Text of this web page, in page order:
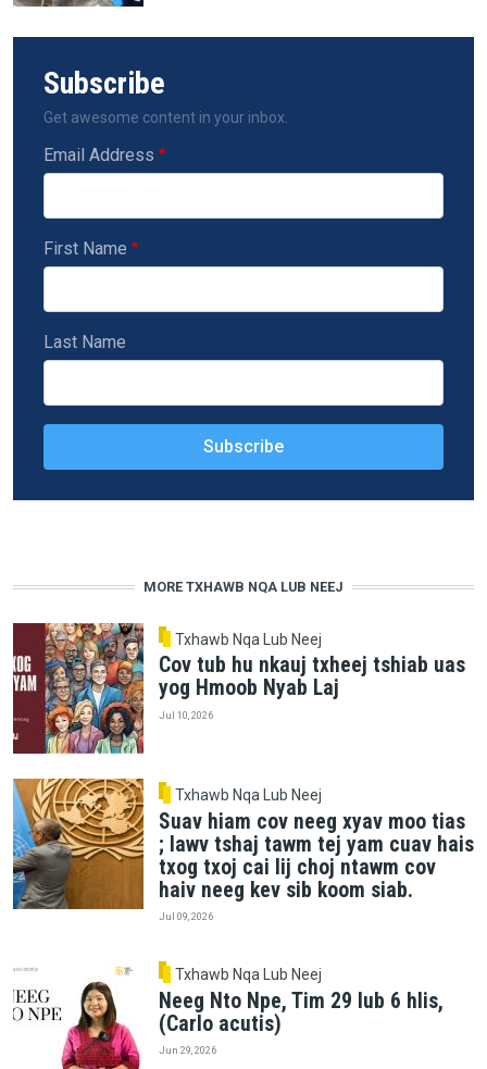
Subscribe
Get awesome content in your inbox.
Email Address
First Name
Last Name
MORE TXHAWB NQA LUB NEEJ
Txhawb Nqa Lub Neej
Cov tub hu nkauj txheej tshiab uas
yog Hmoob Nyab Laj
Jul 10, 2026
Txhawb Nqa Lub Neej
Suav hiam cov neeg xyav moo tias
; lawv tshaj tawm tej yam cuav hais
txog txoj cai lij choj ntawm cov
haiv neeg kev sib koom siab.
Jul 09, 2026
Txhawb Nqa Lub Neej
Neeg Nto Npe, Tim 29 lub 6 hlis,
(Carlo acutis)
Jun 29, 2026